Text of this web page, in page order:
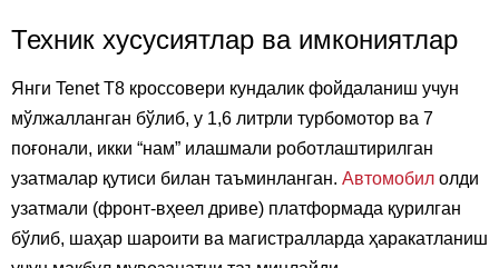
Техник хусусиятлар ва имкониятлар
Янги Tenet T8 кроссовери кундалик фойдаланиш учун
мўлжалланган бўлиб, у 1,6 литрли турбомотор ва 7
поғонали, икки “нам” илашмали роботлаштирилган
узатмалар қутиси билан таъминланган. Автомобил олди
узатмали (фронт-вҳеел дриве) платформада қурилган
бўлиб, шаҳар шароити ва магистралларда ҳаракатланиш